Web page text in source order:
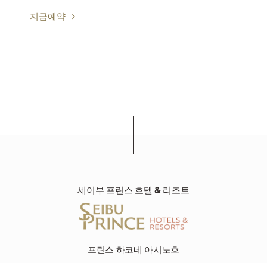
지금예약
세이부 프린스 호텔 & 리조트
프린스 하코네 아시노호